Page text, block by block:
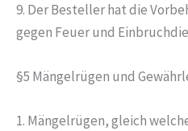
9. Der Besteller hat die
gegen Feuer und
§5 Mängelrügen und
1. Mängelrügen, gleich